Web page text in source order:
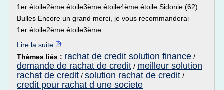
1er étoile2ème étoile3ème étoile4ème étoile Sidonie (62)
Bulles Encore un grand merci, je vous recommanderai
1er étoile2ème étoile3ème...
Lire la suite
Thèmes liés : rachat de credit solution finance /
demande de rachat de credit / meilleur solution
rachat de credit / solution rachat de credit /
credit pour rachat d une societe